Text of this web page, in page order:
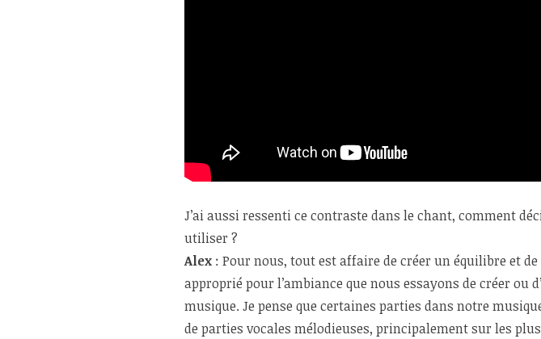
J’ai aussi ressenti ce contraste dans le chant, comment
utiliser ?
Alex : Pour nous, tout est affaire de créer un équilibre et
approprié pour l’ambiance que nous essayons de créer ou
musique. Je pense que certaines parties dans notre
de parties vocales mélodieuses, principalement sur les